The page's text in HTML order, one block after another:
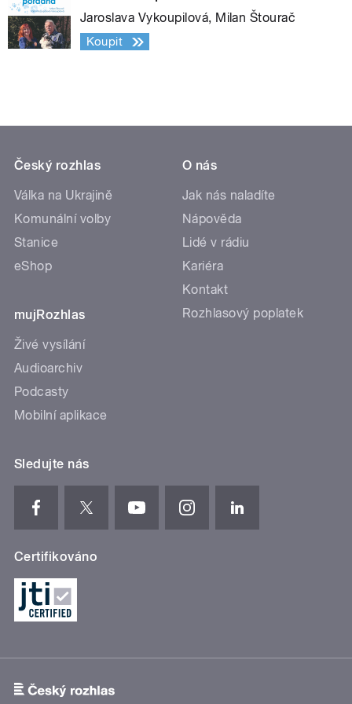
Jaroslava Vykoupilová, Milan Štourač
Koupit
Český rozhlas
Válka na Ukrajině
Komunální volby
Stanice
eShop
mujRozhlas
Živé vysílání
Audioarchiv
Podcasty
Mobilní aplikace
O nás
Jak nás naladíte
Nápověda
Lidé v rádiu
Kariéra
Kontakt
Rozhlasový poplatek
Sledujte nás
Certifikováno